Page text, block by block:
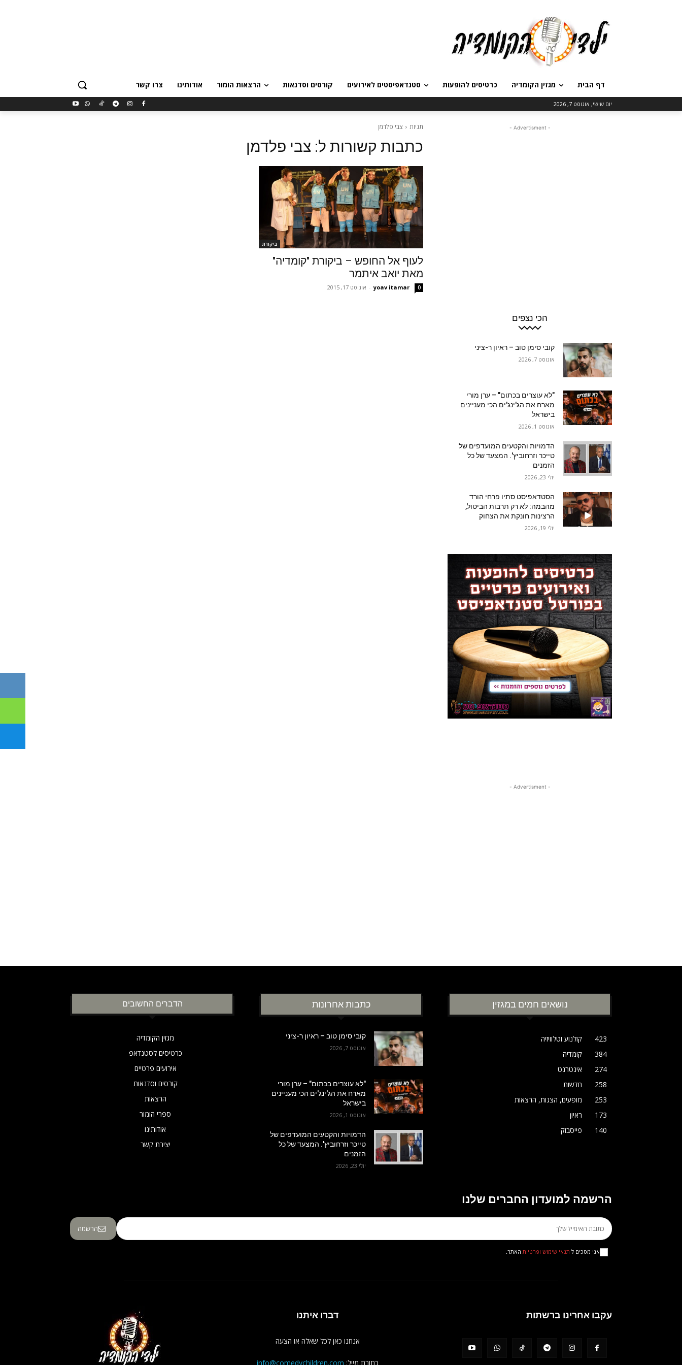
דף הבית מגזין הקומדיה כרטיסים להופעות סטנדאפיסטים לאירועים קורסים וסדנאות הרצאות הומור אודותינו צרו קשר
יום שישי, אוגוסט 7, 2026
תגיות צבי פלדמן
כתבות קשורות ל: צבי פלדמן
ביקורת
לעוף אל החופש – ביקורת "קומדיה"
מאת יואב איתמר
yoav itamar
- אוגוסט 17, 2015 0
- Advertisment -
הכי נצפים
קובי סימן טוב – ראיון ר-ציני
אוגוסט 7, 2026
"לא עוצרים בכתום" – ערן מורי
מארח את הג'ינג'ים הכי מעניינים
בישראל
אוגוסט 1, 2026
הדמויות והקטעים המועדפים של
טייכר וזרחוביץ'. המצעד של כל
הזמנים
יולי 23, 2026
הסטדאפיסט סתיו פרחי הורד
מהבמה: לא רק תרבות הביטול,
הרצינות חונקת את הצחוק
יולי 19, 2026
- Advertisment -
הדברים החשובים
מגזין הקומדיה
כרטיסים לסטנדאפ
אירועים פרטיים
קורסים וסדנאות
הרצאות
ספרי הומור
אודותינו
יצירת קשר
כתבות אחרונות
קובי סימן טוב – ראיון ר-ציני
אוגוסט 7, 2026
"לא עוצרים בכתום" – ערן מורי
מארח את הג'ינג'ים הכי מעניינים
בישראל
אוגוסט 1, 2026
הדמויות והקטעים המועדפים של
טייכר וזרחוביץ'. המצעד של כל
הזמנים
יולי 23, 2026
נושאים חמים במגזין
קולנוע וטלוויזיה
423
קומדיה
384
אינטרנט
274
חדשות
258
מופעים, הצגות, הרצאות
253
ראיון
173
פייסבוק
140
הרשמה למועדון החברים שלנו
הרשמה
אני מסכים ל תנאי שימוש ופרטיותהאתר.
דברו איתנו
אנחנו כאן לכל שאלה או הצעה
כתובת מייל: info@comedychildren.com
עקבו אחרינו ברשתות